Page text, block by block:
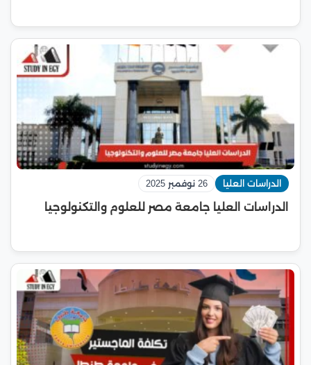
الدراسات العليا 26 نوفمبر 2025
الدراسات العليا جامعة مصر للعلوم والتكنولوجيا